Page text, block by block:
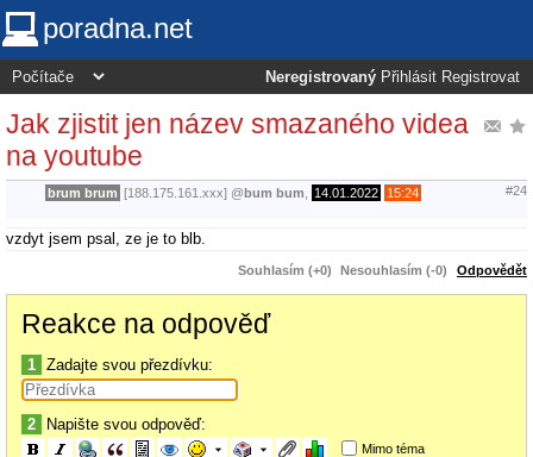
poradna.net
Neregistrovaný Přihlásit Registrovat
Jak zjistit jen název smazaného videa
na youtube
brum brum [188.175.161.xxx] @bum bum 14.01.2022 15:24 #24
vzdyt jsem psal, ze je to blb.
Souhlasím (+0) Nesouhlasím (-0) Odpovědět
Reakce na odpověď
1 Zadajte svou přezdívku:
2 Napište svou odpověď:
Mimo téma